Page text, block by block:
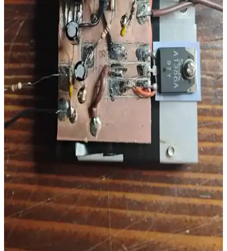
Aiwa MSBTU-600 Hi-Fi Müzik Seti: Üstün Ses
Kalitesi ve Çok Yönlü Bağlantı Seçenekleriyle
Aiwa MSBTU-600, 100 W güç, Bluetooth 5.3, FM radyo, USB
MP3, şık tasarım ve dayanıklı yapısıyla üstün ses ve çok yönlü
bağlantı sunar.
2005 Yapımı PA Amplifikatöründe Polyester
Kapasitör Arızası ve Teknik İncelemesi
2005 model bir PA amplifikatöründeki polyester kapasitörün yapısal
bozulması ve yanmış dirençlerin etkisi detaylı incelenmiştir. Uzun
süreli kullanımda elektronik bileşenlerin arıza riskleri ele alınmıştır.
DIY Amplifikatör Kartı Tasarımı: Sınıf D ve AB
Entegre Devrelerde Temel Tasarım İlkeleri
Amplifikatör kartı tasarımı, elektronik bilgi ve deneyim gerektirir.
Sınıf D ve AB entegrasyonları, ısı yönetimi, PCB tasarımı ve
mikrodenetleyici entegrasyonu gibi önemli konular ele alınmaktadır.
Dremel ile Yapılan PCB Audio Güç
Amplifikatöründe Stabilite ve Performans
İyileştirmeleri